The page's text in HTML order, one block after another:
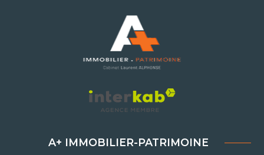
A+ IMMOBILIER-PATRIMOINE